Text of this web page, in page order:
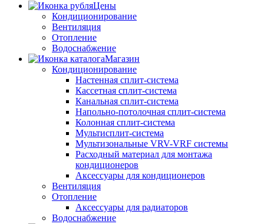
Цены
Кондиционирование
Вентиляция
Отопление
Водоснабжение
Магазин
Кондиционирование
Настенная сплит-система
Кассетная сплит-система
Канальная сплит-система
Напольно-потолочная сплит-система
Колонная сплит-система
Мультисплит-система
Мультизональные VRV-VRF системы
Расходный материал для монтажа
кондиционеров
Аксессуары для кондиционеров
Вентиляция
Отопление
Аксессуары для радиаторов
Водоснабжение